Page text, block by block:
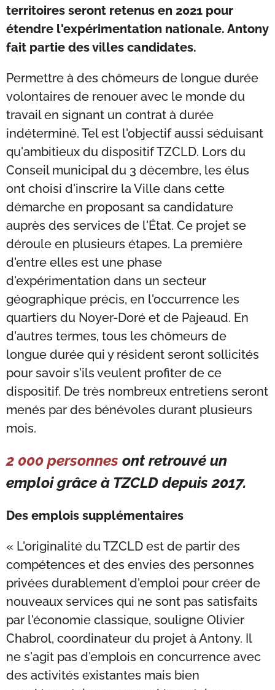
territoires seront retenus en 2021 pour
étendre l'expérimentation nationale. Antony
fait partie des villes candidates.
Permettre à des chômeurs de longue durée
volontaires de renouer avec le monde du
travail en signant un contrat à durée
indéterminé. Tel est l'objectif aussi séduisant
qu'ambitieux du dispositif TZCLD. Lors du
Conseil municipal du 3 décembre, les élus
ont choisi d'inscrire la Ville dans cette
démarche en proposant sa candidature
auprès des services de l'État. Ce projet se
déroule en plusieurs étapes. La première
d'entre elles est une phase
d'expérimentation dans un secteur
géographique précis, en l'occurrence les
quartiers du Noyer-Doré et de Pajeaud. En
d'autres termes, tous les chômeurs de
longue durée qui y résident seront sollicités
pour savoir s'ils veulent profiter de ce
dispositif. De très nombreux entretiens seront
menés par des bénévoles durant plusieurs
mois.
2 000 personnes ont retrouvé un
emploi grâce à TZCLD depuis 2017.
Des emplois supplémentaires
« L'originalité du TZCLD est de partir des
compétences et des envies des personnes
privées durablement d'emploi pour créer de
nouveaux services qui ne sont pas satisfaits
par l'économie classique, souligne Olivier
Chabrol, coordinateur du projet à Antony. Il
ne s'agit pas d'emplois en concurrence avec
des activités existantes mais bien